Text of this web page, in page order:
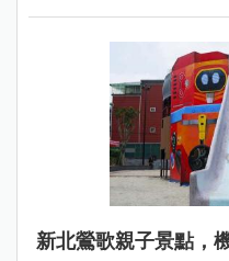
新北鶯歌親子景點，